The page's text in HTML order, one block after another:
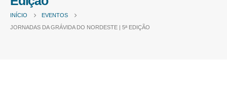
INÍCIO
EVENTOS
JORNADAS DA GRÁVIDA DO NORDESTE | 5ª EDIÇÃO